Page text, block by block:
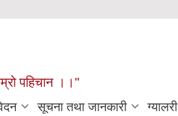
पहिचान ।।"
सूचना तथा जानकारी ग्यालरी